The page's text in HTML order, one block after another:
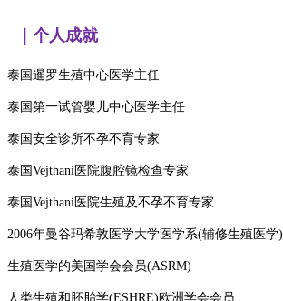
｜个人成就
泰国暹罗生殖中心医学主任
泰国第一试管婴儿中心医学主任
泰国安全诊所不孕不育专家
泰国 Vejthani医院腹腔镜检查专家
泰国 Vejthani医院生殖及不孕不育专家
2006年曼谷玛希敦医学大学医学系(辅修生殖医学)
生殖医学的美国学会会员(ASRM)
人类生殖和胚胎学(ESHRE)欧洲学会会员